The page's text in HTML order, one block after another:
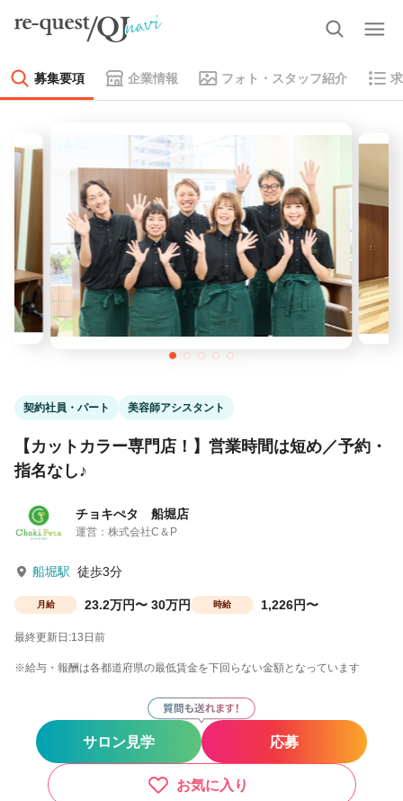
募集要項 企業情報 フォト・スタッフ紹介
契約社員・パート 美容師アシスタント
【カットカラー専門店！】営業時間は短め／予約・
指名なし♪
チョキぺタ 船堀店
運営：株式会社C＆P
船堀駅 徒歩3分
月給 23.2万円〜 30万円 時給 1,226円〜
最終更新日:13日前
※給与・報酬は各都道府県の最低賃金を下回らない金額となっています
サロン見学 応募
お気に入り